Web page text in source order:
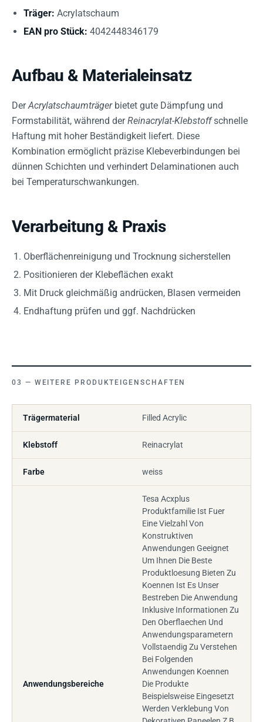
Träger: Acrylatschaum
EAN pro Stück: 4042448346179
Aufbau & Materialeinsatz
DerAcrylatschaumträgerbietet gute Dämpfung und
Formstabilität, während derReinacrylat-Klebstoffschnelle
Haftung mit hoher Beständigkeit liefert. Diese
Kombination ermöglicht präzise Klebeverbindungen bei
dünnen Schichten und verhindert Delaminationen auch
bei Temperaturschwankungen.
Verarbeitung & Praxis
Oberflächenreinigung und Trocknung sicherstellen
Positionieren der Klebeflächen exakt
Mit Druck gleichmäßig andrücken, Blasen vermeiden
Endhaftung prüfen und ggf. Nachdrücken
WEITERE PRODUKTEIGENSCHAFTEN
Trägermaterial Filled Acrylic
Klebstoff Reinacrylat
Farbe weiss
Anwendungsbereiche
Tesa Acxplus
Produktfamilie Ist Fuer
Eine Vielzahl Von
Konstruktiven
Anwendungen Geeignet
Um Ihnen Die Beste
Produktloesung Bieten Zu
Koennen Ist Es Unser
Bestreben Die Anwendung
Inklusive Informationen Zu
Den Oberflaechen Und
Anwendungsparametern
Vollstaendig Zu Verstehen
Bei Folgenden
Anwendungen Koennen
Die Produkte
Beispielsweise Eingesetzt
Werden Verklebung Von